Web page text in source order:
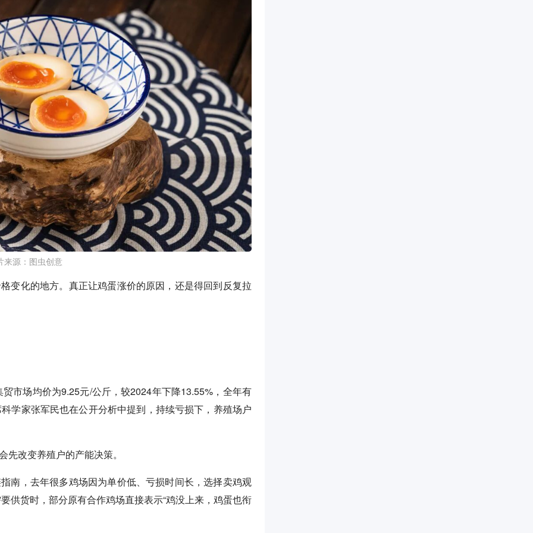
源：图虫创意
变化的地方。真正让鸡蛋涨价的原因，还是得回到反复拉
市场均价为9.25元/公斤，较2024年下降13.55%，全年有
学家张军民也在公开分析中提到，持续亏损下，养殖场户
改变养殖户的产能决策。
南，去年很多鸡场因为单价低、亏损时间长，选择卖鸡观
供货时，部分原有合作鸡场直接表示“鸡没上来，鸡蛋也衔